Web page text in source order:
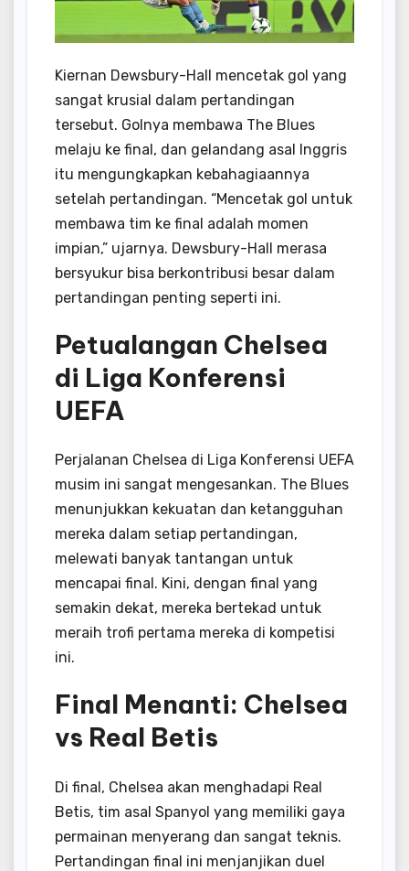
Kiernan Dewsbury-Hall mencetak gol yang
sangat krusial dalam pertandingan
tersebut. Golnya membawa The Blues
melaju ke final, dan gelandang asal Inggris
itu mengungkapkan kebahagiaannya
setelah pertandingan. “Mencetak gol untuk
membawa tim ke final adalah momen
impian,” ujarnya. Dewsbury-Hall merasa
bersyukur bisa berkontribusi besar dalam
pertandingan penting seperti ini.
Petualangan Chelsea
di Liga Konferensi
UEFA
Perjalanan Chelsea di Liga Konferensi UEFA
musim ini sangat mengesankan. The Blues
menunjukkan kekuatan dan ketangguhan
mereka dalam setiap pertandingan,
melewati banyak tantangan untuk
mencapai final. Kini, dengan final yang
semakin dekat, mereka bertekad untuk
meraih trofi pertama mereka di kompetisi
ini.
Final Menanti: Chelsea
vs Real Betis
Di final, Chelsea akan menghadapi Real
Betis, tim asal Spanyol yang memiliki gaya
permainan menyerang dan sangat teknis.
Pertandingan final ini menjanjikan duel